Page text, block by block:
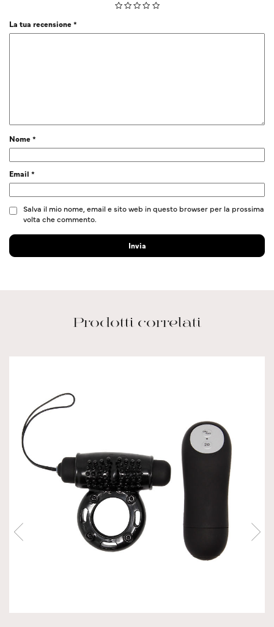
La tua recensione*
Nome*
Email *
Salva il mio nome, email e sito web in questo browser per la prossima
volta che commento.
Prodotti correlati